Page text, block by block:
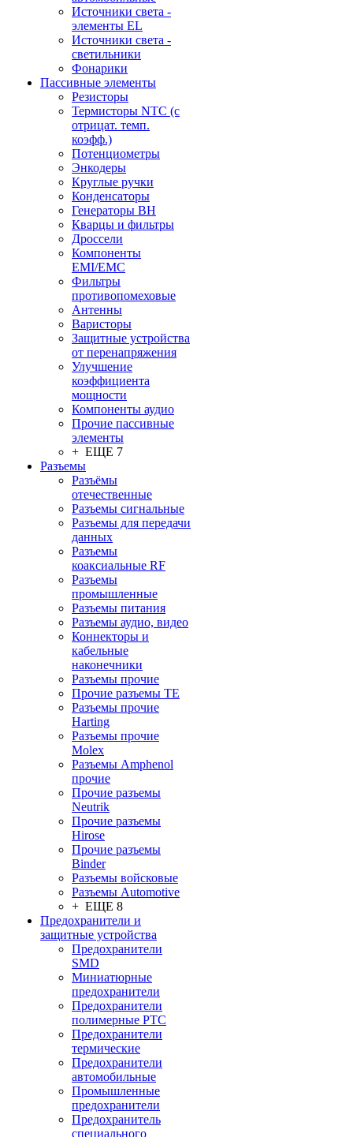
Источники света -
элементы EL
Источники света -
светильники
Фонарики
Пассивные элементы
Резисторы
Термисторы NTC (с
отрицат. темп.
коэфф.)
Потенциометры
Энкодеры
Круглые ручки
Конденсаторы
Генераторы ВН
Кварцы и фильтры
Дроссели
Компоненты
EMI/EMC
Фильтры
противопомеховые
Антенны
Варисторы
Защитные устройства
от перенапряжения
Улучшение
коэффициента
мощности
Компоненты аудио
Прочие пассивные
элементы
+ ЕЩЕ 7
Разъeмы
Разъёмы
отечественные
Разъeмы сигнальные
Разъeмы для передачи
данных
Разъeмы
коаксиальные RF
Разъeмы
промышленные
Разъeмы питания
Разъeмы аудио, видео
Коннекторы и
кабельные
наконечники
Разъeмы прочие
Прочие разъемы TE
Разъемы прочие
Harting
Разъемы прочие
Molex
Разъемы Amphenol
прочие
Прочие разъемы
Neutrik
Прочие разъемы
Hirose
Прочие разъемы
Binder
Разъемы войсковые
Разъeмы Automotive
+ ЕЩЕ 8
Предохранители и
защитные устройства
Предохранители
SMD
Миниатюрные
предохранители
Предохранители
полимерные PTC
Предохранители
термические
Предохранители
автомобильные
Промышленные
предохранители
Предохранитель
специального